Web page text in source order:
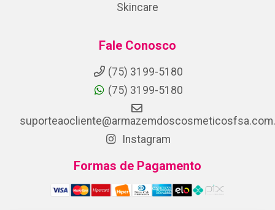
Skincare
Fale Conosco
(75) 3199-5180
(75) 3199-5180
Instagram
Formas de Pagamento